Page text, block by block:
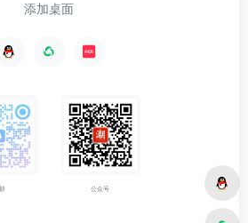
添加桌面
公众号